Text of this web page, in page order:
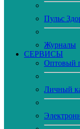
Пульс
Журналы
CЕРВИСЫ
Оптовый
Личный